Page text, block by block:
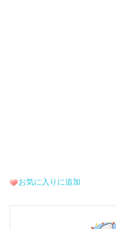
お気に入りに追加